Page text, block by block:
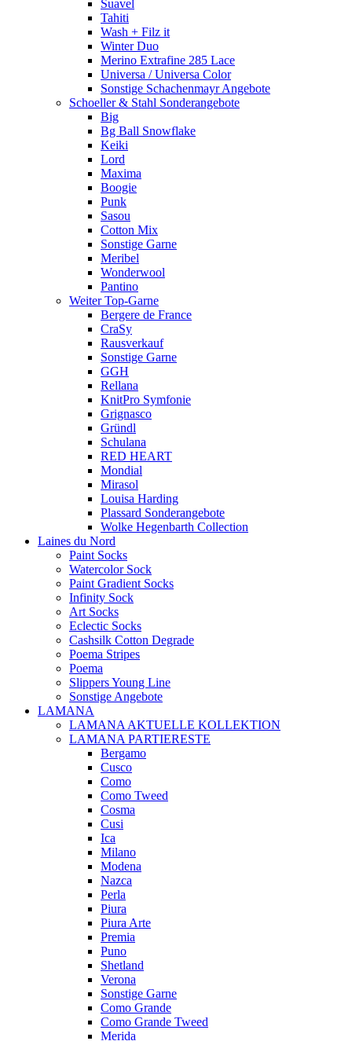
Suavel
Tahiti
Wash + Filz it
Winter Duo
Merino Extrafine 285 Lace
Universa / Universa Color
Sonstige Schachenmayr Angebote
Schoeller & Stahl Sonderangebote
Big
Bg Ball Snowflake
Keiki
Lord
Maxima
Boogie
Punk
Sasou
Cotton Mix
Sonstige Garne
Meribel
Wonderwool
Pantino
Weiter Top-Garne
Bergere de France
CraSy
Rausverkauf
Sonstige Garne
GGH
Rellana
KnitPro Symfonie
Grignasco
Gründl
Schulana
RED HEART
Mondial
Mirasol
Louisa Harding
Plassard Sonderangebote
Wolke Hegenbarth Collection
Laines du Nord
Paint Socks
Watercolor Sock
Paint Gradient Socks
Infinity Sock
Art Socks
Eclectic Socks
Cashsilk Cotton Degrade
Poema Stripes
Poema
Slippers Young Line
Sonstige Angebote
LAMANA
LAMANA AKTUELLE KOLLEKTION
LAMANA PARTIERESTE
Bergamo
Cusco
Como
Como Tweed
Cosma
Cusi
Ica
Milano
Modena
Nazca
Perla
Piura
Piura Arte
Premia
Puno
Shetland
Verona
Sonstige Garne
Como Grande
Como Grande Tweed
Merida